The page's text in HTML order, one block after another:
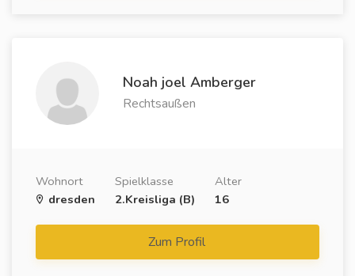
Noah joel Amberger
Rechtsaußen
Wohnort
dresden
Spielklasse
2.Kreisliga (B)
Alter
16
Zum Profil